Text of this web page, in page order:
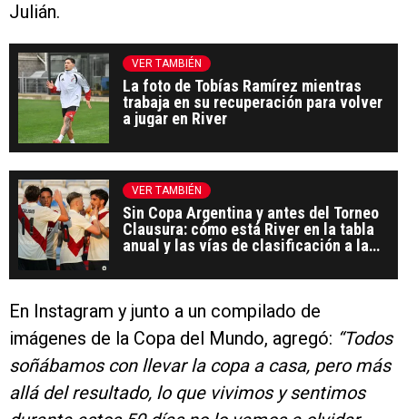
Julián.
VER TAMBIÉN
La foto de Tobías Ramírez mientras
trabaja en su recuperación para volver
a jugar en River
VER TAMBIÉN
Sin Copa Argentina y antes del Torneo
Clausura: cómo está River en la tabla
anual y las vías de clasificación a la
En Instagram y junto a un compilado de
imágenes de la Copa del Mundo, agregó: “Todos
soñábamos con llevar la copa a casa, pero más
allá del resultado, lo que vivimos y sentimos